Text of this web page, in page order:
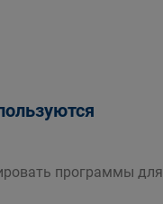
программы для